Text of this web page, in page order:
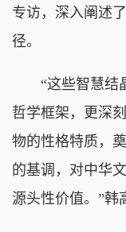
专访，深入阐述
径。
“这些智慧结晶
哲学框架，更深
物的性格特质，
的基调，对中华
源头性价值。”韩